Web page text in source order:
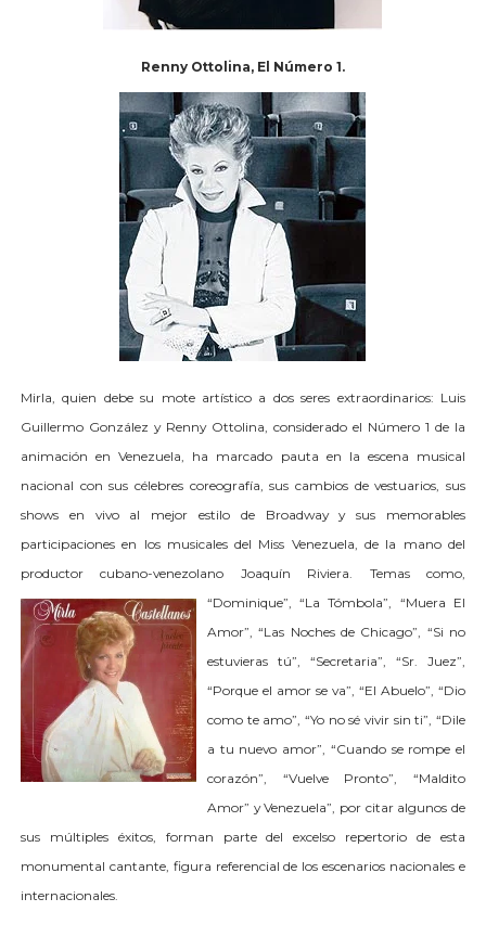
Renny Ottolina, El Número 1.
Mirla, quien debe su mote artístico a dos seres extraordinarios: Luis
Guillermo González y Renny Ottolina, considerado el Número 1 de la
animación en Venezuela, ha marcado pauta en la escena musical
nacional con sus célebres coreografía, sus cambios de vestuarios, sus
shows en vivo al mejor estilo de Broadway y sus memorables
participaciones en los musicales del Miss Venezuela, de la mano del
productor cubano-venezolano Joaquín Riviera. Temas como,
“Dominique”, “La Tómbola”, “Muera El
Amor”, “Las Noches de Chicago”, “Si no
estuvieras tú”, “Secretaria”, “Sr. Juez”,
“Porque el amor se va”, “El Abuelo”, “Dio
como te amo”, “Yo no sé vivir sin ti”, “Dile
a tu nuevo amor”, “Cuando se rompe el
corazón”, “Vuelve Pronto”, “Maldito
Amor” y Venezuela”, por citar algunos de
sus múltiples éxitos, forman parte del excelso repertorio de esta
monumental cantante, figura referencial de los escenarios nacionales e
internacionales.